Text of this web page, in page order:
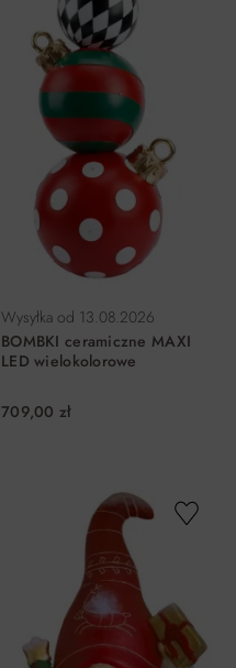
Wysyłka od 13.08.2026
BOMBKI ceramiczne MAXI
LED wielokolorowe
709,00 zł